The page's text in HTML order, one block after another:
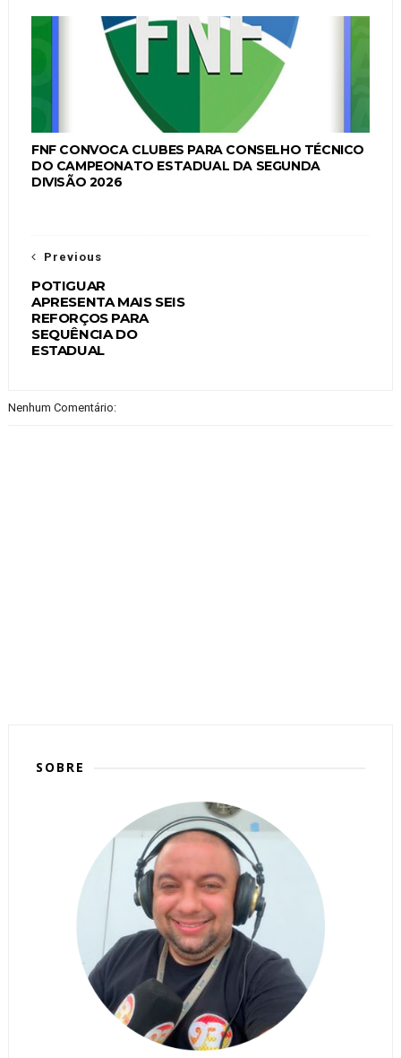
FNF CONVOCA CLUBES PARA CONSELHO TÉCNICO
DO CAMPEONATO ESTADUAL DA SEGUNDA
DIVISÃO 2026
Previous
POTIGUAR
APRESENTA MAIS SEIS
REFORÇOS PARA
SEQUÊNCIA DO
ESTADUAL
Nenhum Comentário:
SOBRE